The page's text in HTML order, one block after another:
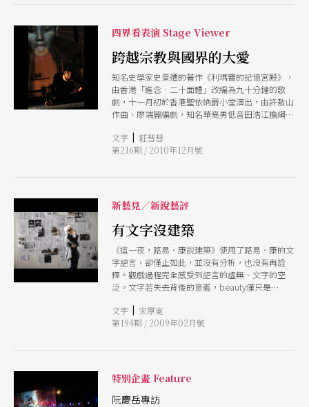
四界看表演 Stage Viewer
跨越宗教與國界的大愛
知名史學家史景遷的著作《利瑪竇的記憶宮殿》，
由香港「進念．二十面體」改編為九十分鐘的歌
劇，十一月初於香港聖依納爵小堂演出，由許敖山
作曲、廖端麗編劇，知名華裔男低音田浩江擔綱飾
團參與創作，以戲偶、面具、投影與電子音樂，鋪
陳出豐富而多層次的內容，編劇廖端麗從反戰觀點
文字 | 莊彗彗
第216期 / 2010年12月號
新藝見／新銳藝評
有文字沒建築
《這一夜，路易．康說建築》使用了路易．康的文
字語言，卻僅止如此，並沒有分析，也沒有再詮
釋。觀戲過程完全感受到語言的虛無、文字的空
泛。文字若失去背後的意義，beauty僅只是
字，DJ的演奏音響表演，充斥現場，我卻離路
易．康很遙遠。
文字 | 宋厚寬
第194期 / 2009年02月號
特別企畫 Feature
阮慶岳專訪